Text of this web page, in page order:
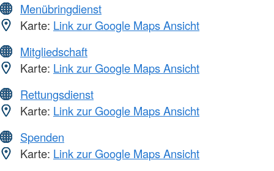
Menübringdienst
Karte: Link zur Google Maps Ansicht
Mitgliedschaft
Karte: Link zur Google Maps Ansicht
Rettungsdienst
Karte: Link zur Google Maps Ansicht
Spenden
Karte: Link zur Google Maps Ansicht